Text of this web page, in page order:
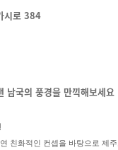
시로 384
남국의 풍경을 만끽해보세요
친화적인 컨셉을 바탕으로 제